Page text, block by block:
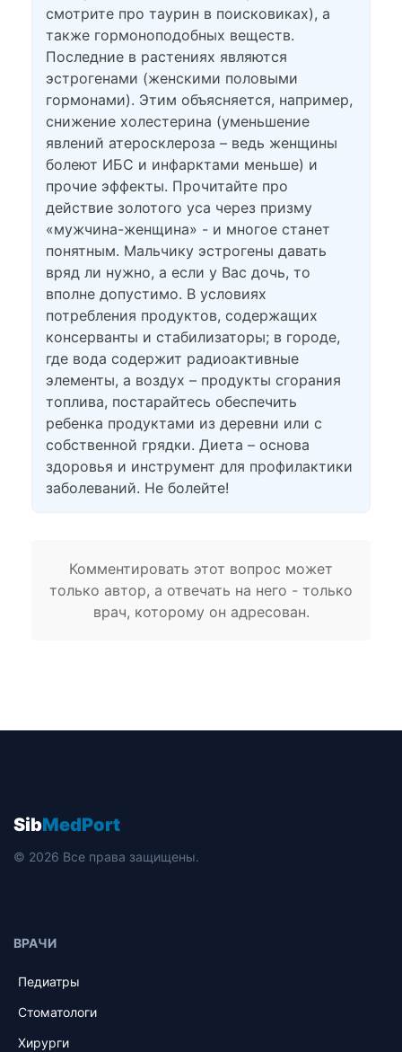
смотрите про таурин в поисковиках), а
также гормоноподобных веществ.
Последние в растениях являются
эстрогенами (женскими половыми
гормонами). Этим объясняется, например,
снижение холестерина (уменьшение
явлений атеросклероза – ведь женщины
болеют ИБС и инфарктами меньше) и
прочие эффекты. Прочитайте про
действие золотого уса через призму
«мужчина-женщина» - и многое станет
понятным. Мальчику эстрогены давать
вряд ли нужно, а если у Вас дочь, то
вполне допустимо. В условиях
потребления продуктов, содержащих
консерванты и стабилизаторы; в городе,
где вода содержит радиоактивные
элементы, а воздух – продукты сгорания
топлива, постарайтесь обеспечить
ребенка продуктами из деревни или с
собственной грядки. Диета – основа
здоровья и инструмент для профилактики
заболеваний. Не болейте!
Комментировать этот вопрос может
только автор, а отвечать на него - только
врач, которому он адресован.
SibMedPort
© 2026 Все права защищены.
ВРАЧИ
Педиатры
Стоматологи
Хирурги